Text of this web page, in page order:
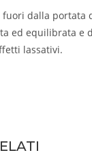
fuori dalla portata
ed equilibrata e
lassativi.